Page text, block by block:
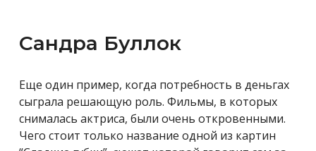
Сандра Буллок
Еще один пример, когда потребность в деньгах
сыграла решающую роль. Фильмы, в которых
снималась актриса, были очень откровенными.
Чего стоит только название одной из картин